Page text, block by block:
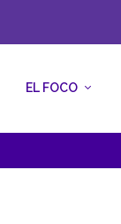
EL FOCO